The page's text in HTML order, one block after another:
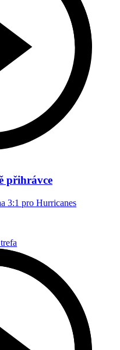
přihrávce
3:1 pro Hurricanes